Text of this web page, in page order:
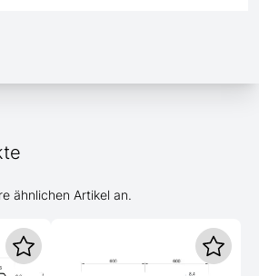
ähnlichen Artikel an.